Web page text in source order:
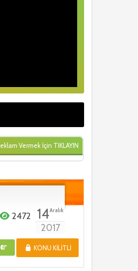
Vermek İçin TIKLAYIN
2472 14Aralık
2017
KONU KILITLI